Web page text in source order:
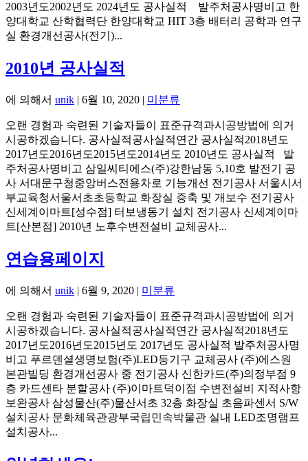
2003년도2002년도 2024년도 공사실적 발주처공사명비고 한
양대학교 산학협력단 한양대학교 HIT 3층 배터리 공학과 연구
실 환경개선공사(전기)...
2010년 공사실적
에 의해서 unik | 6월 10, 2020 | 미분류
오랜 경험과 숙련된 기술자들이 표준규격과시공방법에 의거
시공하겠습니다. 공사실적공사실적연간 공사실적2018년도
2017년도2016년도2015년도2014년도 2010년도 공사실적 발
주처공사명비고 삼일씨티에스(주)강한남동 5,10호 발전기 공
사 서대문구청중앙버스전용차로 기능개선 전기공사 서울시서
부교육청서울서초초등학교 화장실 증축 및 개보수 전기공사
신세계이마트[성수점] 터보냉동기 설치 전기공사 신세계이마
트[산본점] 2010년 노후수변전설비 교체공사...
연습용페이지
에 의해서 unik | 6월 9, 2020 | 미분류
오랜 경험과 숙련된 기술자들이 표준규격과시공방법에 의거
시공하겠습니다. 공사실적공사실적연간 공사실적2018년도
2017년도2016년도2015년도 2017년도 공사실적 발주처공사명
비고 푸르덴셜생명보험(주)LED등기구 교체공사 (주)에스원
본관빌딩 환경개선공사 중 전기공사 신한카드(주)의정부점 9
층 카드센타 분할공사 (주)이마트덕이점 수변전설비 지적사항
보완공사 삼성물산(주)물산서초 32층 화장실 초음파센서 S/W
설치공사 문화체육관광부국립민속박물관 실내 LED조명램프
설치공사...